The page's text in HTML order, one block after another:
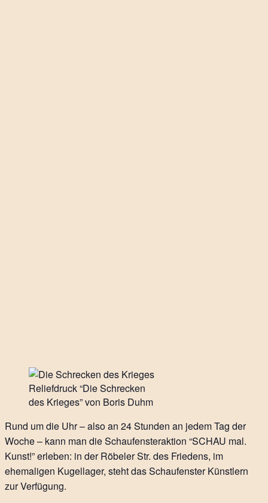
Reliefdruck “Die Schrecken
des Krieges” von Boris Duhm
Rund um die Uhr – also an 24 Stunden an jedem Tag der
Woche – kann man die Schaufensteraktion “SCHAU mal.
Kunst!” erleben: in der Röbeler Str. des Friedens, im
ehemaligen Kugellager, steht das Schaufenster Künstlern
zur Verfügung.